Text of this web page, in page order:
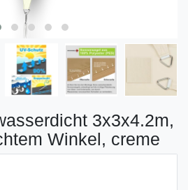
3x3x4.2m,
Winkel, creme